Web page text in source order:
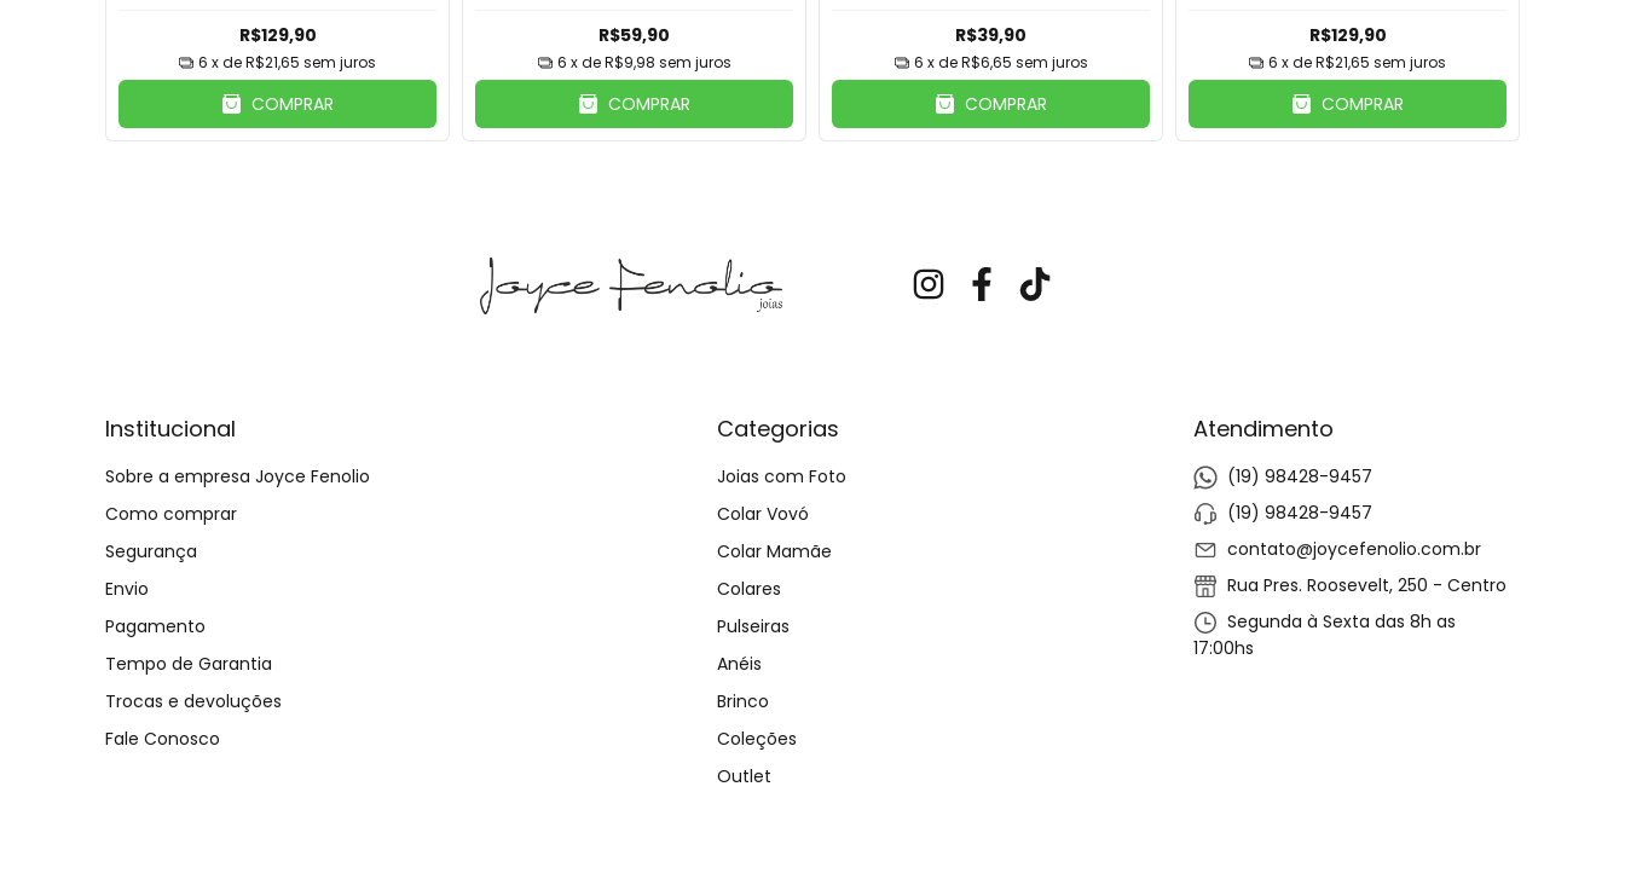
R$129,90
6 x deR$21,65 sem juros
COMPRAR
R$59,90
6 x deR$9,98 sem juros
COMPRAR
R$39,90
6 x deR$6,65 sem juros
COMPRAR
R$129,90
6 x deR$21,65 sem juros
COMPRAR
Institucional
Sobre a empresa Joyce Fenolio
Como comprar
Segurança
Envio
Pagamento
Tempo de Garantia
Trocas e devoluções
Fale Conosco
Categorias
Joias com Foto
Colar Vovó
Colar Mamãe
Colares
Pulseiras
Anéis
Brinco
Coleções
Outlet
Atendimento
(19) 98428-9457
(19) 98428-9457
contato@joycefenolio.com.br
Rua Pres. Roosevelt, 250 - Centro
Segunda à Sexta das 8h as
17:00hs